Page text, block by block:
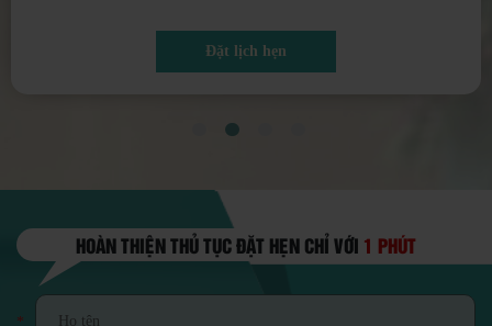
Đặt lịch hẹn
HOÀN THIỆN THỦ TỤC ĐẶT HẸN CHỈ VỚI 1 PHÚT
*